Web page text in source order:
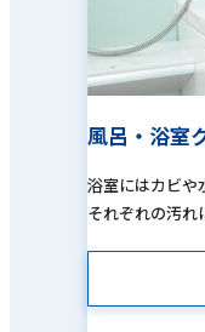
風呂・浴室
浴室にはカビや
それぞれの汚れ